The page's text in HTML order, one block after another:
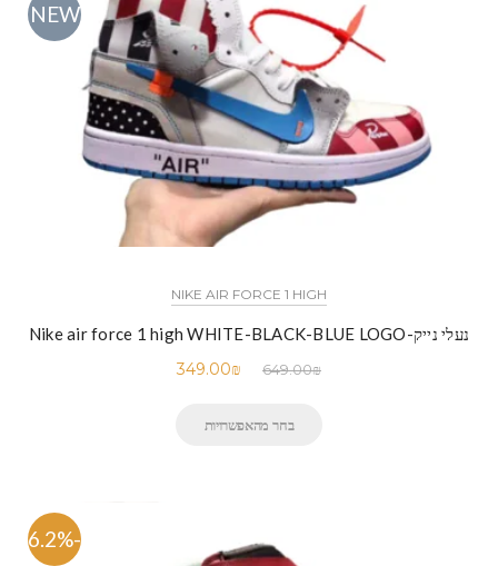
NEW
NIKE AIR FORCE 1 HIGH
נעלי נייק-Nike air force 1 high WHITE-BLACK-BLUE LOGO
649.00₪
349.00₪
בחר מהאפשרויות
-46.2%